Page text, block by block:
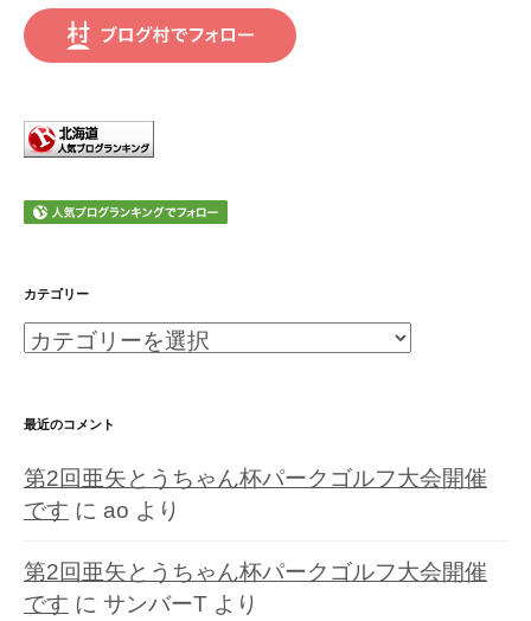
カテゴリー
カ
ゴ
ー
最近のコメント
第2回亜矢とうちゃん杯パークゴルフ大会開催
です に ao より
第2回亜矢とうちゃん杯パークゴルフ大会開催
です に サンバーT より